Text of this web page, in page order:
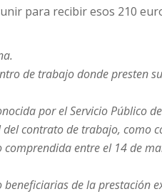
para recibir esos 210
de trabajo donde presten
por el Servicio Público
contrato de trabajo, como
entre el 14 de
de la prestación